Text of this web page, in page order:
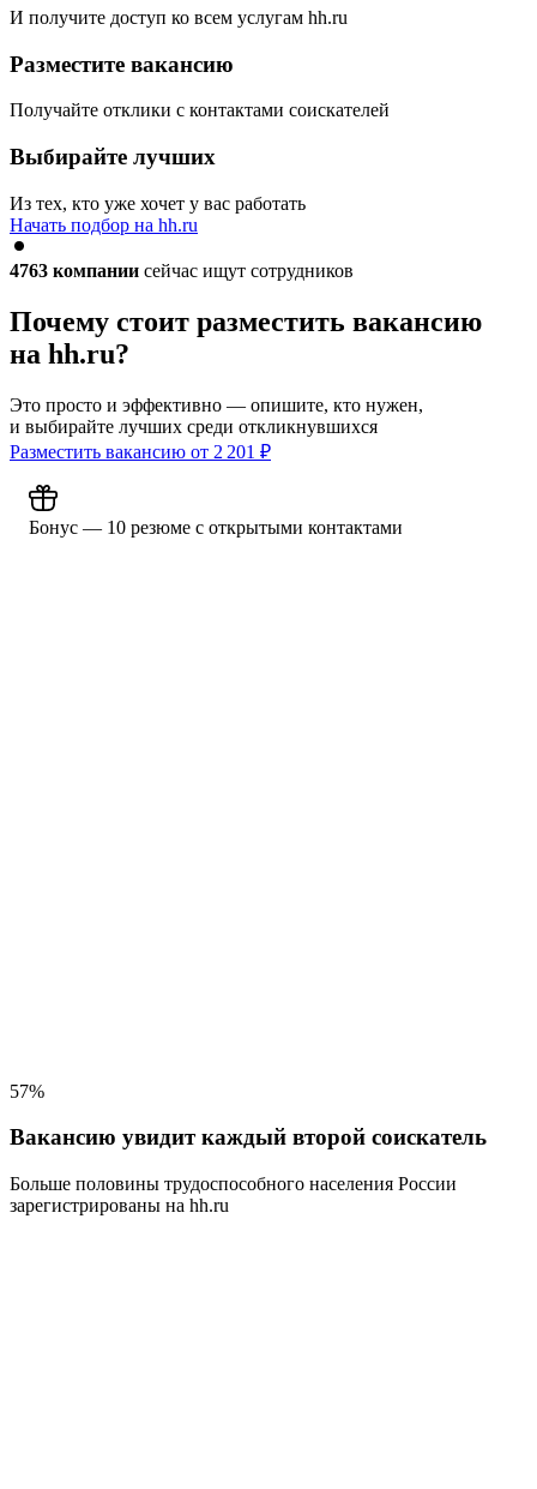
И получите доступ ко всем услугам hh.ru
Разместите вакансию
Получайте отклики с контактами соискателей
Выбирайте лучших
Из тех, кто уже хочет у вас работать
Начать подбор на hh.ru
4763 компании сейчас ищут сотрудников
Почему стоит разместить вакансию
на hh.ru?
Это просто и эффективно — опишите, кто нужен,
и выбирайте лучших среди откликнувшихся
Разместить вакансию от 2 201 ₽
Бонус — 10 резюме с открытыми контактами
57%
Вакансию увидит каждый второй соискатель
Больше половины трудоспособного населения России
зарегистрированы на hh.ru